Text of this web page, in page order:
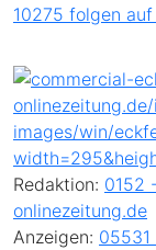
10275 folgen
Redaktion: 0152
onlinezeitung.de
Anzeigen: